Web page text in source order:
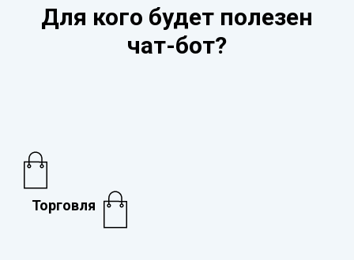
Для кого будет полезен
чат-бот?
Торговля